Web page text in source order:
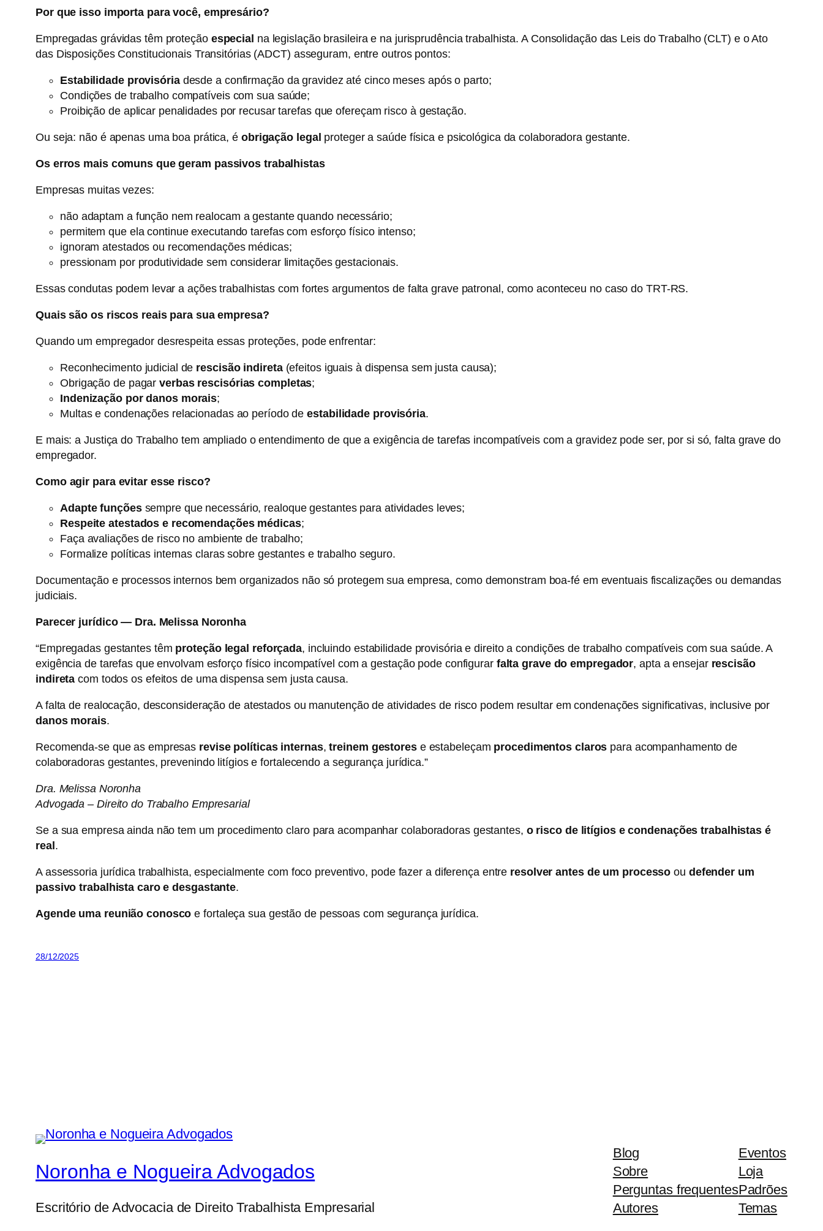
Por que isso importa para você, empresário?
Empregadas grávidas têm proteção especial na legislação brasileira e na jurisprudência trabalhista. A Consolidação das Leis do Trabalho (CLT) e o Ato
das Disposições Constitucionais Transitórias (ADCT) asseguram, entre outros pontos:
Estabilidade provisóriadesde a confirmação da gravidez até cinco meses após o parto;
Condições de trabalho compatíveis com sua saúde;
Proibição de aplicar penalidades por recusar tarefas que ofereçam risco à gestação.
Ou seja: não é apenas uma boa prática, é obrigação legal proteger a saúde física e psicológica da colaboradora gestante.
Os erros mais comuns que geram passivos trabalhistas
Empresas muitas vezes:
não adaptam a função nem realocam a gestante quando necessário;
permitem que ela continue executando tarefas com esforço físico intenso;
ignoram atestados ou recomendações médicas;
pressionam por produtividade sem considerar limitações gestacionais.
Essas condutas podem levar a ações trabalhistas com fortes argumentos de falta grave patronal, como aconteceu no caso do TRT-RS.
Quais são os riscos reais para sua empresa?
Quando um empregador desrespeita essas proteções, pode enfrentar:
Reconhecimento judicial de rescisão indireta(efeitos iguais à dispensa sem justa causa);
Obrigação de pagarverbas rescisórias completas;
Indenização por danos morais;
Multas e condenações relacionadas ao período deestabilidade provisória.
E mais: a Justiça do Trabalho tem ampliado o entendimento de que a exigência de tarefas incompatíveis com a gravidez pode ser, por si só, falta grave do
empregador.
Como agir para evitar esse risco?
Adapte funçõessempre que necessário, realoque gestantes para atividades leves;
Respeite atestados e recomendações médicas;
Faça avaliações de risco no ambiente de trabalho;
Formalize políticas internas claras sobre gestantes e trabalho seguro.
Documentação e processos internos bem organizados não só protegem sua empresa, como demonstram boa-fé em eventuais fiscalizações ou demandas
judiciais.
Parecer jurídico — Dra. Melissa Noronha
“Empregadas gestantes têm proteção legal reforçada, incluindo estabilidade provisória e direito a condições de trabalho compatíveis com sua saúde. A
exigência de tarefas que envolvam esforço físico incompatível com a gestação pode configurar falta grave do empregador, apta a ensejar rescisão
indireta com todos os efeitos de uma dispensa sem justa causa.
A falta de realocação, desconsideração de atestados ou manutenção de atividades de risco podem resultar em condenações significativas, inclusive por
danos morais.
Recomenda-se que as empresas revise políticas internas,treinem gestorese estabeleçam procedimentos claros para acompanhamento de
colaboradoras gestantes, prevenindo litígios e fortalecendo a segurança jurídica.”
Dra. Melissa Noronha
Advogada – Direito do Trabalho Empresarial
Se a sua empresa ainda não tem um procedimento claro para acompanhar colaboradoras gestantes, o risco de litígios e condenações trabalhistas é
real .
A assessoria jurídica trabalhista, especialmente com foco preventivo, pode fazer a diferença entre resolver antes de um processo ou defender um
passivo trabalhista caro e desgastante.
Agende uma reunião conosco e fortaleça sua gestão de pessoas com segurança jurídica.
28/12/2025
Noronha e Nogueira Advogados
Escritório de Advocacia de Direito Trabalhista Empresarial
Blog
Sobre
Perguntas frequentes
Autores
Eventos
Loja
Padrões
Temas